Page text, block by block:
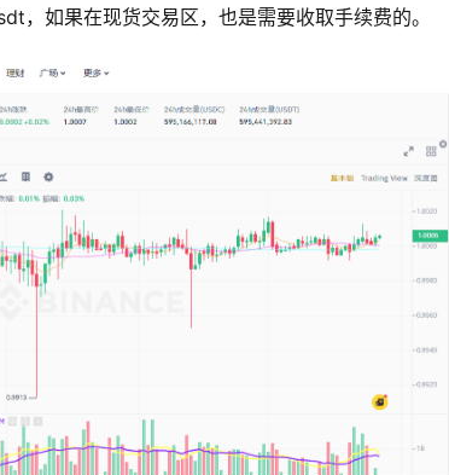
，如果在现货交易区，也是需要收取手续费的。